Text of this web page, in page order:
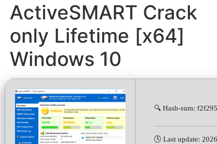
ActiveSMART Crack
only Lifetime [x64]
Windows 10
🔍 Hash-sum:
🕓 Last update: